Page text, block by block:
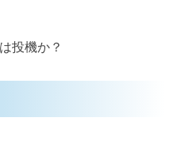
投機か？